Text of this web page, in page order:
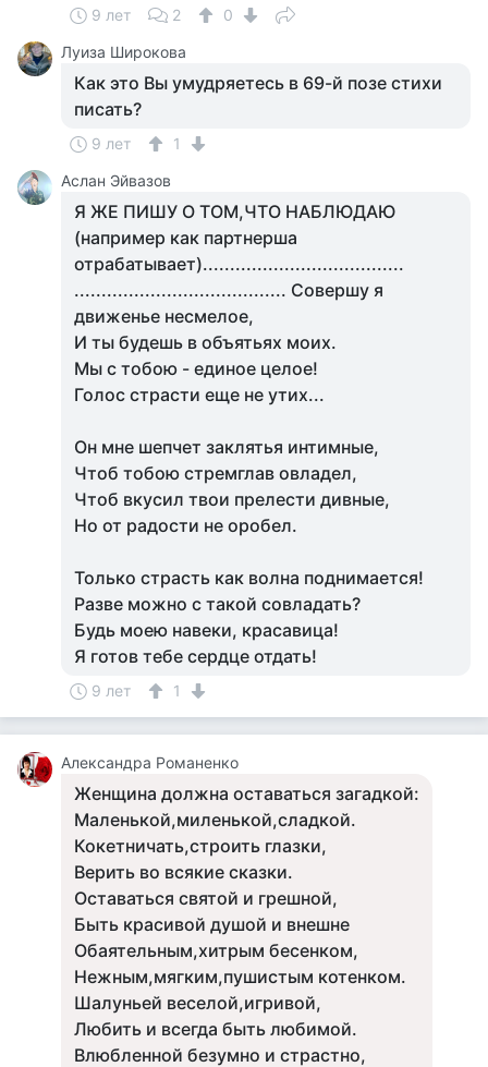
9 лет 2
0
Луиза Широкова
Как это Вы умудряетесь в 69-й позе стихи
писать?
9 лет
1
Аслан Эйвазов
Я ЖЕ ПИШУ О ТОМ,ЧТО НАБЛЮДАЮ
(например как партнерша
отрабатывает).....................................
....................................... Совершу я
движенье несмелое,
И ты будешь в объятьях моих.
Мы с тобою - единое целое!
Голос страсти еще не утих...
Он мне шепчет заклятья интимные,
Чтоб тобою стремглав овладел,
Чтоб вкусил твои прелести дивные,
Но от радости не оробел.
Только страсть как волна поднимается!
Разве можно с такой совладать?
Будь моею навеки, красавица!
Я готов тебе сердце отдать!
9 лет 1
Александра Романенко
Женщина должна оставаться загадкой:
Маленькой,миленькой,сладкой.
Кокетничать,строить глазки,
Верить во всякие сказки.
Оставаться святой и грешной,
Быть красивой душой и внешне
Обаятельным,хитрым бесенком,
Нежным,мягким,пушистым котенком.
Шалуньей веселой,игривой,
Любить и всегда быть любимой.
Влюбленной безумно и страстно,